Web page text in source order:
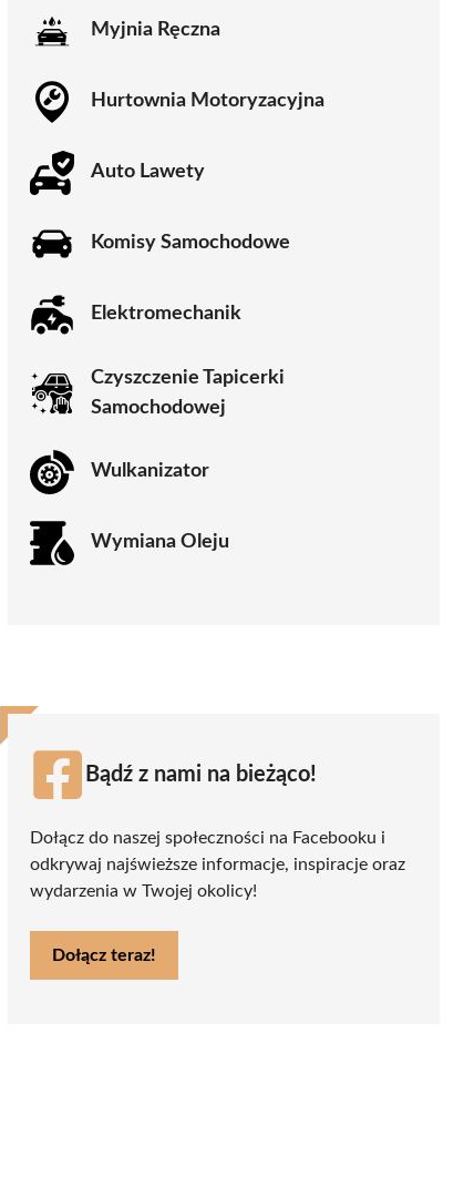
Myjnia Ręczna
Hurtownia Motoryzacyjna
Auto Lawety
Komisy Samochodowe
Elektromechanik
Czyszczenie Tapicerki
Samochodowej
Wulkanizator
Wymiana Oleju
Bądź z nami na bieżąco!
Dołącz do naszej społeczności na Facebooku i
odkrywaj najświeższe informacje, inspiracje oraz
wydarzenia w Twojej okolicy!
Dołącz teraz!